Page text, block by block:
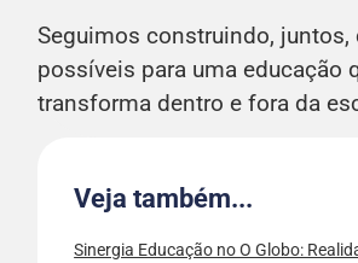
Seguimos construindo, juntos,
possíveis para uma educação
transforma dentro e fora da
Veja também...
Sinergia Educação no O Globo: